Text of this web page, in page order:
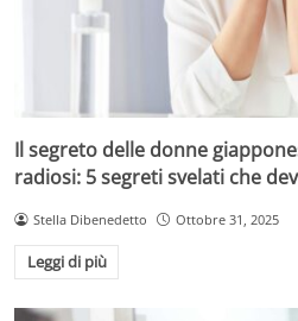
Il segreto delle donne
radiosi: 5 segreti svelati che
Stella Dibenedetto Ottobre 31, 2025
Leggi di più